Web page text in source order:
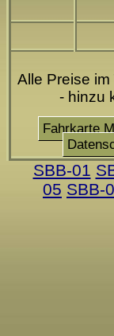
Alle Preise
- hinzu
Fahrkarte
SBB-01
05 SBB-